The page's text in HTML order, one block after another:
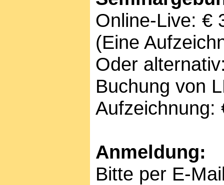
Online-Live: €
(Eine
Oder
Buchung von
Aufzeichnung:
Anmeldung:
Bitte per E-